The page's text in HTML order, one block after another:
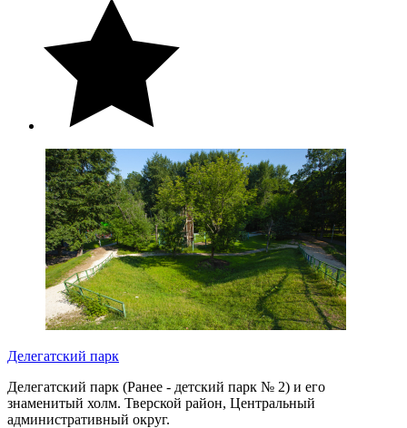
Делегатский парк
Делегатский парк (Ранее - детский парк № 2) и его
знаменитый холм. Тверской район, Центральный
административный округ.